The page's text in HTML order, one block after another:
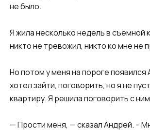
не было.​
​Я жила несколько недель в съемной
никто не тревожил, никто ко мне не
​Но потом у меня на пороге появился
хотел зайти, поговорить, но я не
квартиру. Я решила поговорить с
​— Прости меня, — сказал Андрей. –